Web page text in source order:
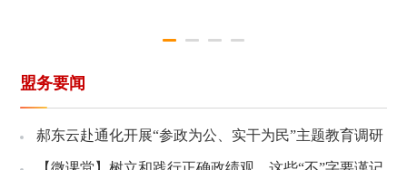
盟务要闻
郝东云赴通化开展“参政为公、实干为民”主题教育调研